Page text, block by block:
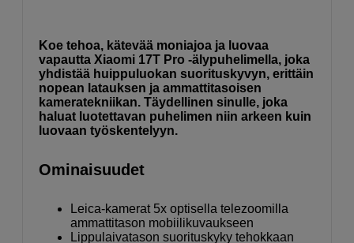
Koe tehoa, kätevää moniajoa ja luovaa
vapautta Xiaomi 17T Pro -älypuhelimella, joka
yhdistää huippuluokan suorituskyvyn, erittäin
nopean latauksen ja ammattitasoisen
kameratekniikan. Täydellinen sinulle, joka
haluat luotettavan puhelimen niin arkeen kuin
luovaan työskentelyyn.
Ominaisuudet
Leica-kamerat 5x optisella telezoomilla
ammattitason mobiilikuvaukseen
Lippulaivatason suorituskyky tehokkaan